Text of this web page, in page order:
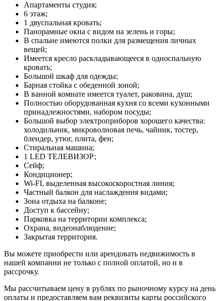
Апартаменты студия;
6 этаж;
1 двуспальная кровать;
Панорамные окна с видом на зелень и горы;
В спальне имеются полки для размещения личных
вещей;
Имеется кресло раскладывающееся в односпальную
кровать;
Большой шкаф для одежды;
Барная стойка с обеденной зоной;
В ванной комнате имеется туалет, раковина, душ;
Полностью оборудованная кухня со всеми кухонными
принадлежностями, набором посуды;
Большой выбор электроприборов хорошего качества:
холодильник, микроволновая печь, чайник, тостер,
блендер, утюг, плита, фен;
Стиральная машина;
1 LED ТЕЛЕВИЗОР;
Сейф;
Кондиционер;
Wi-FI, выделенная высокоскоростная линия;
Частный балкон для наслаждения видами;
Зона отдыха на балконе;
Доступ к бассейну;
Парковка на территории комплекса;
Охрана, видеонаблюдение;
Закрытая территория.
Вы можете приобрести или арендовать недвижимость в
нашей компании не только с полной оплатой, но и в
рассрочку.
Мы рассчитываем цену в рублях по рыночному курсу на день
оплаты и предоставляем вам реквизиты карты российского